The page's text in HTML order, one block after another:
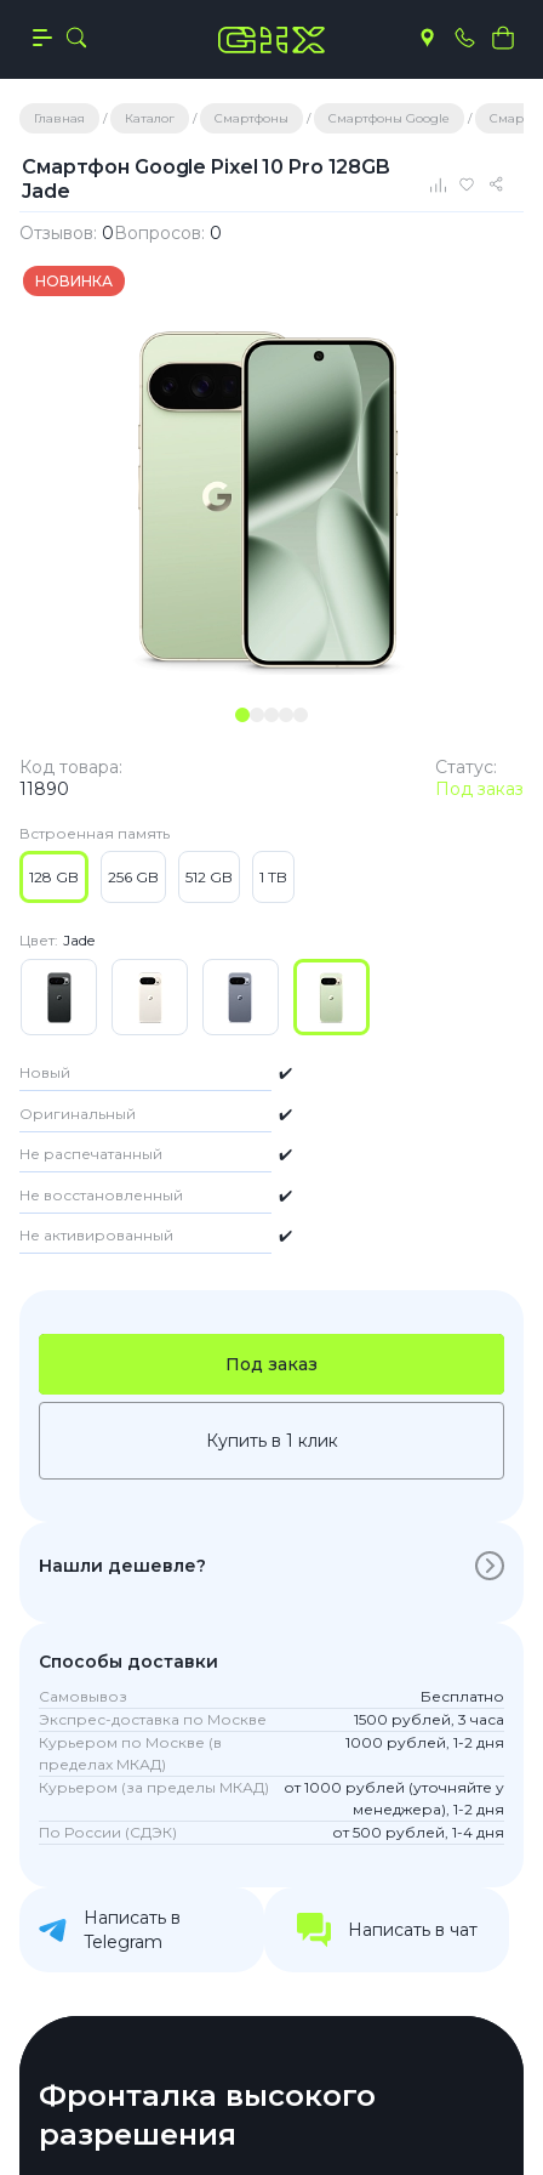
Главная Каталог Смартфоны Смартфоны Google
Смартфон Google Pixel 10 Pro 128GB
Jade
Отзывов: 0Вопросов: 0
НОВИНКА
Статус:
Под заказ
Код товара:
11890
Встроенная память
128 GB 256 GB 512 GB 1 TB
Цвет: Jade
Новый ✔️
Оригинальный ✔️
Не распечатанный ✔️
Не восстановленный ✔️
Не активированный ✔️
Под заказ
Купить в 1 клик
Нашли дешевле?
Способы доставки
Самовывоз
Бесплатно
Экспрес-доставка по Москве
1500 рублей, 3 часа
Курьером по Москве (в
пределах МКАД)
1000 рублей, 1-2 дня
Курьером (за пределы МКАД)
от 1000 рублей (уточняйте у
менеджера), 1-2 дня
По России (СДЭК)
от 500 рублей, 1-4 дня
Написать в
Telegram
Написать в чат
Тройная камера и зум
Основной сенсор на 50 МП сопровождается
Фронталка высокого
разрешения
Tensor G5 и локальные
возможности
Семь лет обновлений
Pixel 10 Pro получил семилетний срок